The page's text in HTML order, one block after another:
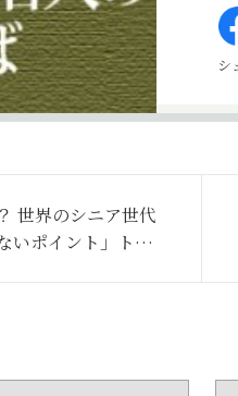
シ
世界のシニア世代
いポイント」トッ